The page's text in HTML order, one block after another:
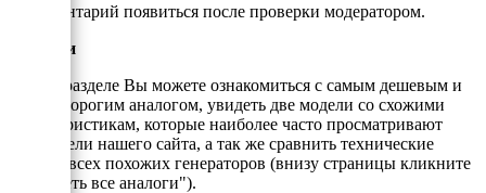
*Комментарий появиться после проверки модератором.
Аналоги
В этом разделе Вы можете ознакомиться с самым дешевым и
самым дорогим аналогом, увидеть две модели со схожими
характеристикам, которые наиболее часто просматривают
посетители нашего сайта, а так же сравнить технические
данные всех похожих генераторов (внизу страницы кликните
"Смотреть все аналоги").